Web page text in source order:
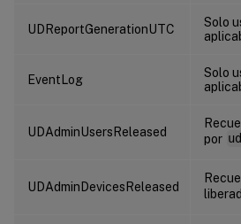
UDReportGenerationUTC
Solo
EventLog
Solo
UDAdminUsersReleased
por
UDAdminDevicesReleased